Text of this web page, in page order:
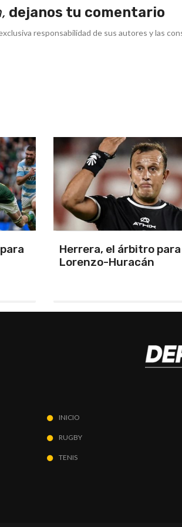
dejanos tu comentario
responsabilidad de sus autores y las
Por la segunda fecha,
Estudiantes se miden
INICIO
RUGBY
TENIS